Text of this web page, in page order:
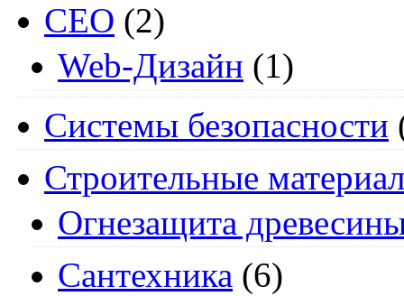
СЕО (2)
Web-Дизайн (1)
Системы безопасности
Строительные
Огнезащита
Сантехника (6)